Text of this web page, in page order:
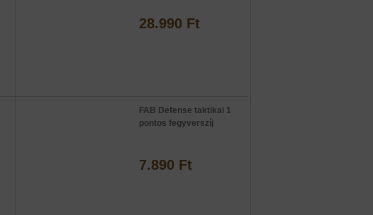
28.990 Ft
FAB Defense taktikai 1
pontos fegyverszíj
7.890 Ft